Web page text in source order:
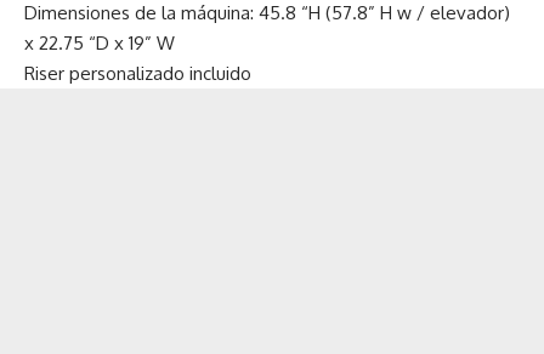
Dimensiones de la máquina: 45.8 “H (57.8” H w / elevador)
x 22.75 “D x 19” W
Riser personalizado incluido